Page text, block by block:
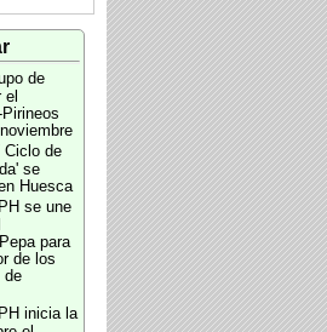
de
el
Ciclo de
se
Huesca
se une
para
de los
de
inicia la